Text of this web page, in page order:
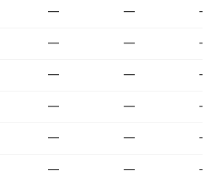
— — —
— — —
— — —
— — —
— — —
— — —